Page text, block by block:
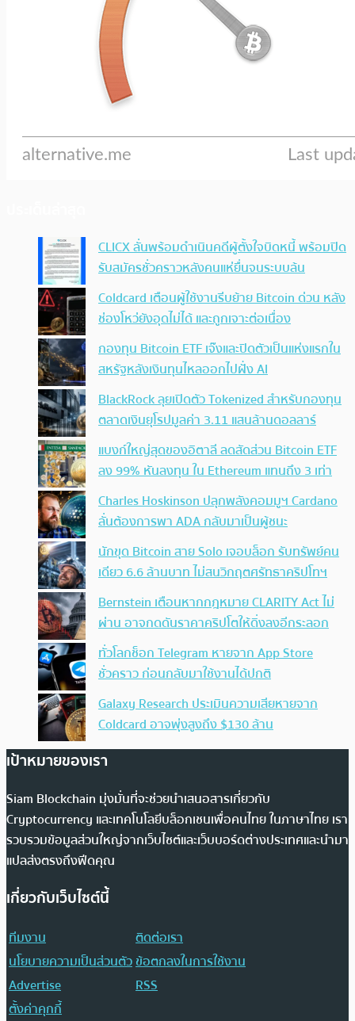
CLICX ลั่นพร้อมดำเนินคดีผู้ตั้งใจบิดหนี้ พร้อมปิด
รับสมัครชั่วคราวหลังคนแห่ยื่นจนระบบล้น
Coldcard เตือนผู้ใช้งานรีบย้าย Bitcoin ด่วน หลัง
ช่องโหว่ยังอุดไม่ได้ และถูกเจาะต่อเนื่อง
กองทุน Bitcoin ETF เจ๊งและปิดตัวเป็นแห่งแรกใน
สหรัฐหลังเงินทุนไหลออกไปฝั่ง AI
BlackRock ลุยเปิดตัว Tokenized สำหรับกองทุน
ตลาดเงินยุโรปมูลค่า 3.11 แสนล้านดอลลาร์
แบงก์ใหญ่สุดของอิตาลี ลดสัดส่วน Bitcoin ETF
ลง 99% หันลงทุน ใน Ethereum แทนถึง 3 เท่า
Charles Hoskinson ปลุกพลังคอมมูฯ Cardano
ลั่นต้องการพา ADA กลับมาเป็นผู้ชนะ
นักขุด Bitcoin สาย Solo เจอบล็อก รับทรัพย์คน
เดียว 6.6 ล้านบาท ไม่สนวิกฤตศรัทธาคริปโทฯ
Bernstein เตือนหากกฎหมาย CLARITY Act ไม่
ผ่าน อาจกดดันราคาคริปโตให้ดิ่งลงอีกระลอก
ทั่วโลกช็อก Telegram หายจาก App Store
ชั่วคราว ก่อนกลับมาใช้งานได้ปกติ
Galaxy Research ประเมินความเสียหายจาก
Coldcard อาจพุ่งสูงถึง $130 ล้าน
เป้าหมายของเรา
Siam Blockchain มุ่งมั่นที่จะช่วยนำเสนอสารเกี่ยวกับ
Cryptocurrency และเทคโนโลยีบล็อกเชนเพื่อคนไทย ในภาษาไทย เรา
รวบรวมข้อมูลส่วนใหญ่จากเว็บไซต์และเว็บบอร์ดต่างประเทศและนำมา
แปลส่งตรงถึงฟีดคุณ
เกี่ยวกับเว็บไซต์นี้
ทีมงาน
ติดต่อเรา
นโยบายความเป็นส่วนตัวข้อตกลงในการใช้งาน
Advertise
RSS
ตั้งค่าคุกกี้